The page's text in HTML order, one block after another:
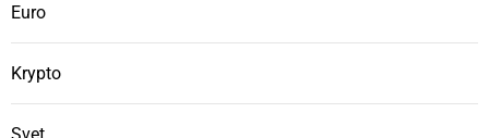
Euro
Krypto